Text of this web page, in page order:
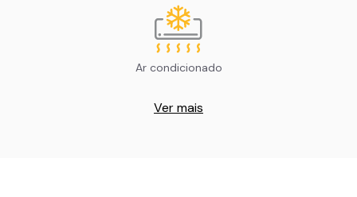
Ar condicionado
Ver mais